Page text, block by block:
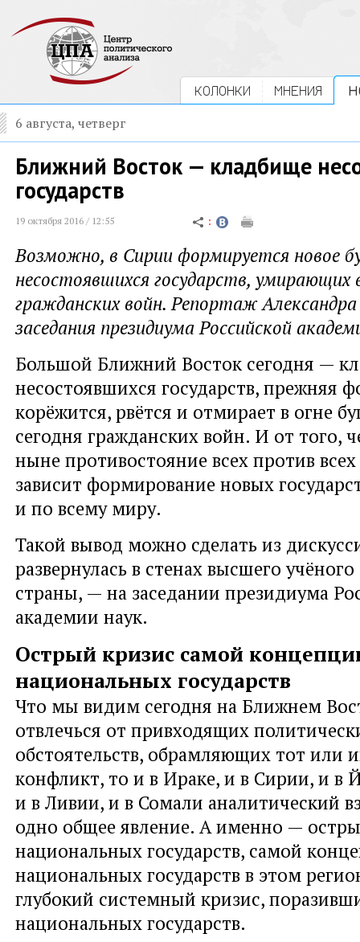
КОЛОНКИ МНЕНИЯ
6 августа, четверг
Ближний Восток — кладбище
государств
19 октября 2016 / 12:55
Возможно, в Сирии формируется новое
несостоявшихся государств, умирающих
гражданских войн. Репортаж
заседания президиума Российской
Большой Ближний Восток сегодня —
несостоявшихся государств, прежняя
корёжится, рвётся и отмирает в огне
сегодня гражданских войн. И от того,
ныне противостояние всех против
зависит формирование новых
и по всему миру.
Такой вывод можно сделать из
развернулась в стенах высшего учёного
страны, — на заседании президиума
академии наук.
Острый кризис самой
национальных государств
Что мы видим сегодня на Ближнем
отвлечься от привходящих
обстоятельств, обрамляющих тот или
конфликт, то и в Ираке, и в Сирии, и в
и в Ливии, и в Сомали аналитический
одно общее явление. А именно —
национальных государств, самой
национальных государств в этом
глубокий системный кризис,
национальных государств.